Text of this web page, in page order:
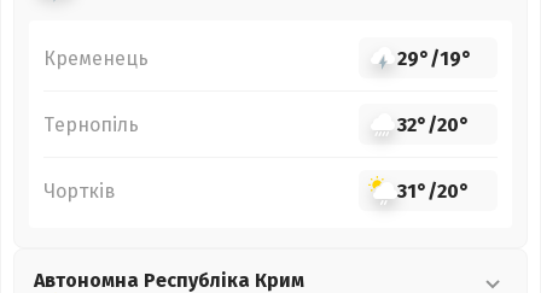
Кременець 29°/19°
Тернопіль 32°/20°
Чортків 31°/20°
Автономна Республіка Крим